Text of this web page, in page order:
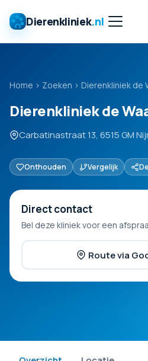
Dierenkliniek.nl
Home › Zoeken › Dierenkliniek de
Dierenkliniek de
Carbatinastraat 13, 6515 GM
Onthouden Vergelijk
Direct contact
Bel deze kliniek voor een
Route via